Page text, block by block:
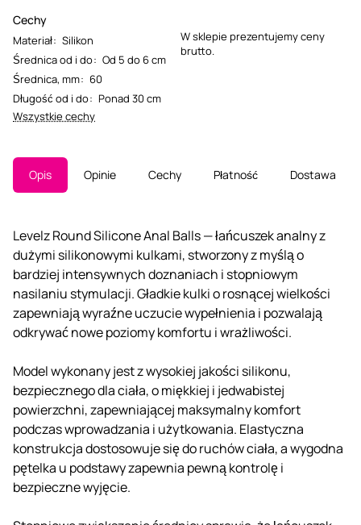
Cechy
Materiał: Silikon
Średnica od i do: Od 5 do 6 cm
Średnica, mm: 60
Długość od i do: Ponad 30 cm
Wszystkie cechy
W sklepie prezentujemy ceny
brutto.
Opis Opinie Cechy Płatność Dostawa
Levelz Round Silicone Anal Balls — łańcuszek analny z
dużymi silikonowymi kulkami, stworzony z myślą o
bardziej intensywnych doznaniach i stopniowym
nasilaniu stymulacji. Gładkie kulki o rosnącej wielkości
zapewniają wyraźne uczucie wypełnienia i pozwalają
odkrywać nowe poziomy komfortu i wrażliwości.
Model wykonany jest z wysokiej jakości silikonu,
bezpiecznego dla ciała, o miękkiej i jedwabistej
powierzchni, zapewniającej maksymalny komfort
podczas wprowadzania i użytkowania. Elastyczna
konstrukcja dostosowuje się do ruchów ciała, a wygodna
pętelka u podstawy zapewnia pewną kontrolę i
bezpieczne wyjęcie.